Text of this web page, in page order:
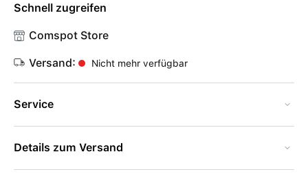
Schnell zugreifen
Comspot Store
Versand: Nicht mehr verfügbar
Service
Details zum Versand